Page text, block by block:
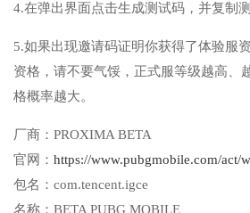
4.在弹出界面点击生成测试码，并复制
5.如果出现邀请码证明你获得了体验服
资格，请不要气馁，正式服等级越高、
格概率越大。
厂商： PROXIMA BETA
官网： https://www.pubgmobile.com/act/
包名： com.tencent.igce
名称： BETA PUBG MOBILE